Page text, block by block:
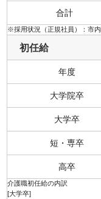
合計
※採用状況（正規社員）：市
初任給
年度
大学院卒
大学卒
短・専卒
高卒
介護職初任給の内訳
[大学卒]